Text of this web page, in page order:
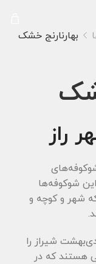
بهارنارنج خشک
راز
شوکوفه‌ها
که شهر و کوچه و
شیراز را
هستند که در